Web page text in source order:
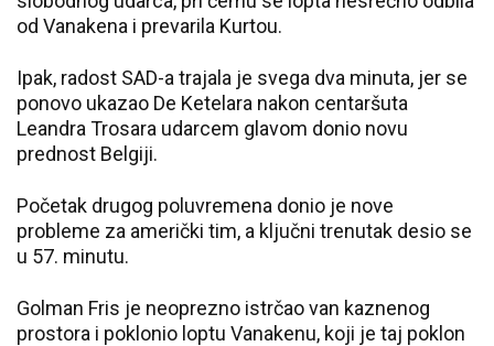
od Vanakena i prevarila Kurtou.
Ipak, radost SAD-a trajala je svega dva minuta, jer se
ponovo ukazao De Ketelara nakon centaršuta
Leandra Trosara udarcem glavom donio novu
prednost Belgiji.
Početak drugog poluvremena donio je nove
probleme za američki tim, a ključni trenutak desio se
u 57. minutu.
Golman Fris je neoprezno istrčao van kaznenog
prostora i poklonio loptu Vanakenu, koji je taj poklon